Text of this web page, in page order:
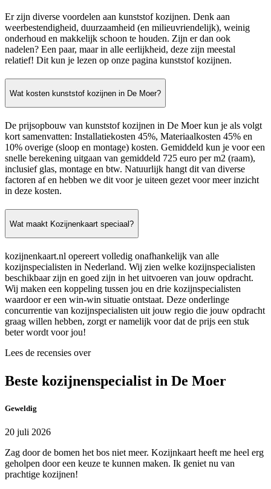
Er zijn diverse voordelen aan kunststof kozijnen. Denk aan
weerbestendigheid, duurzaamheid (en milieuvriendelijk), weinig
onderhoud en makkelijk schoon te houden. Zijn er dan ook
nadelen? Een paar, maar in alle eerlijkheid, deze zijn meestal
relatief! Dit kun je lezen op onze pagina kunststof kozijnen.
Wat kosten kunststof kozijnen in De Moer?
De prijsopbouw van kunststof kozijnen in De Moer kun je als volgt
kort samenvatten: Installatiekosten 45%, Materiaalkosten 45% en
10% overige (sloop en montage) kosten. Gemiddeld kun je voor een
snelle berekening uitgaan van gemiddeld 725 euro per m2 (raam),
inclusief glas, montage en btw. Natuurlijk hangt dit van diverse
factoren af en hebben we dit voor je uiteen gezet voor meer inzicht
in deze kosten.
Wat maakt Kozijnenkaart speciaal?
kozijnenkaart.nl opereert volledig onafhankelijk van alle
kozijnspecialisten in Nederland. Wij zien welke kozijnspecialisten
beschikbaar zijn en goed zijn in het uitvoeren van jouw opdracht.
Wij maken een koppeling tussen jou en drie kozijnspecialisten
waardoor er een win-win situatie ontstaat. Deze onderlinge
concurrentie van kozijnspecialisten uit jouw regio die jouw opdracht
graag willen hebben, zorgt er namelijk voor dat de prijs een stuk
beter wordt voor jou!
Lees de recensies over
Beste kozijnenspecialist in De Moer
Geweldig
20 juli 2026
Zag door de bomen het bos niet meer. Kozijnkaart heeft me heel erg
geholpen door een keuze te kunnen maken. Ik geniet nu van
prachtige kozijnen!